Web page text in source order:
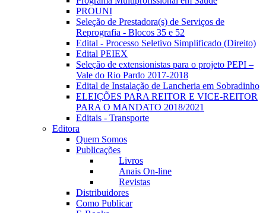
PROUNI
Seleção de Prestadora(s) de Serviços de
Reprografia - Blocos 35 e 52
Edital - Processo Seletivo Simplificado (Direito)
Edital PEIEX
Seleção de extensionistas para o projeto PEPI –
Vale do Rio Pardo 2017-2018
Edital de Instalação de Lancheria em Sobradinho
ELEIÇÕES PARA REITOR E VICE-REITOR
PARA O MANDATO 2018/2021
Editais - Transporte
Editora
Quem Somos
Publicações
Livros
Anais On-line
Revistas
Distribuidores
Como Publicar